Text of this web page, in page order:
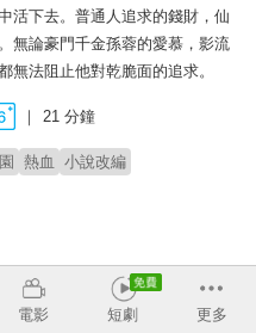
活下去。普通人追求的錢財，仙
無論豪門千金孫蓉的愛慕，影流
無法阻止他對乾脆面的追求。
21 分鐘
熱血 小說改編
星潮
電影 短劇 更多